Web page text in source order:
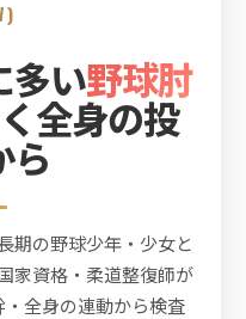
多い野球肘
全身の投
ら
期の野球少年・少女と
家資格・柔道整復師が
全身の連動から検査